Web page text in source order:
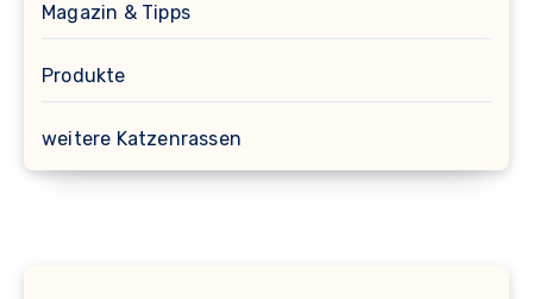
Magazin & Tipps
Produkte
weitere Katzenrassen